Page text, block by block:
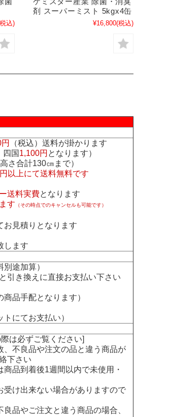
込)
剤 スーパーミスト 5kgx4缶
¥16,800(税込)
（税込）送料が掛かります
四国 1,100円 となります）
さ合計130㎝まで）
以上にて送料無料です
送料実費となります
す （その時点でのキャンセルも可能です）
お見積りとなります
します
途加算）
引き換えに直接お支払い下さい
品手配となります）
にてお支払い）
必ずご覧ください]
、不良品や注文の品と違う商品が
下さい
品到着後1週間以内で未使用・
受け出来ない場合がありますので
品やご注文と違う商品の場合、